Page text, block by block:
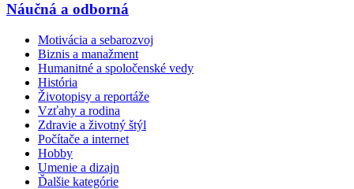
Náučná a odborná
Motivácia a sebarozvoj
Biznis a manažment
Humanitné a spoločenské vedy
História
Životopisy a reportáže
Vzťahy a rodina
Zdravie a životný štýl
Počítače a internet
Hobby
Umenie a dizajn
Ďalšie kategórie